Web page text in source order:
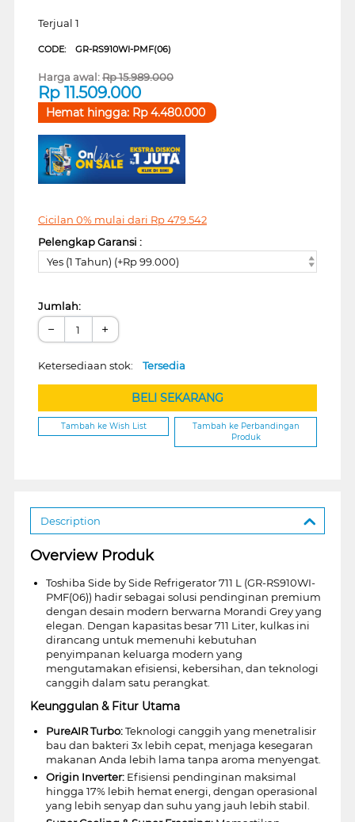
Terjual 1
CODE: GR-RS910WI-PMF(06)
Harga awal:Rp15.989.000
Rp 11.509.000
Hemat hingga: Rp4.480.000
Cicilan 0% mulai dari Rp479.542
Pelengkap Garansi :
Yes (1 Tahun) (+Rp 99.000)
Jumlah:
− +
Ketersediaan stok: Tersedia
BELI SEKARANG
Tambah ke Wish List
Tambah ke Perbandingan
Produk
Description
Overview Produk
Toshiba Side by Side Refrigerator 711 L (GR-RS910WI-
PMF(06)) hadir sebagai solusi pendinginan premium
dengan desain modern berwarna Morandi Grey yang
elegan. Dengan kapasitas besar 711 Liter, kulkas ini
dirancang untuk memenuhi kebutuhan
penyimpanan keluarga modern yang
mengutamakan efisiensi, kebersihan, dan teknologi
canggih dalam satu perangkat.
Keunggulan & Fitur Utama
PureAIR Turbo:Teknologi canggih yang menetralisir
bau dan bakteri 3x lebih cepat, menjaga kesegaran
makanan Anda lebih lama tanpa aroma menyengat.
Origin Inverter:Efisiensi pendinginan maksimal
hingga 17% lebih hemat energi, dengan operasional
yang lebih senyap dan suhu yang jauh lebih stabil.